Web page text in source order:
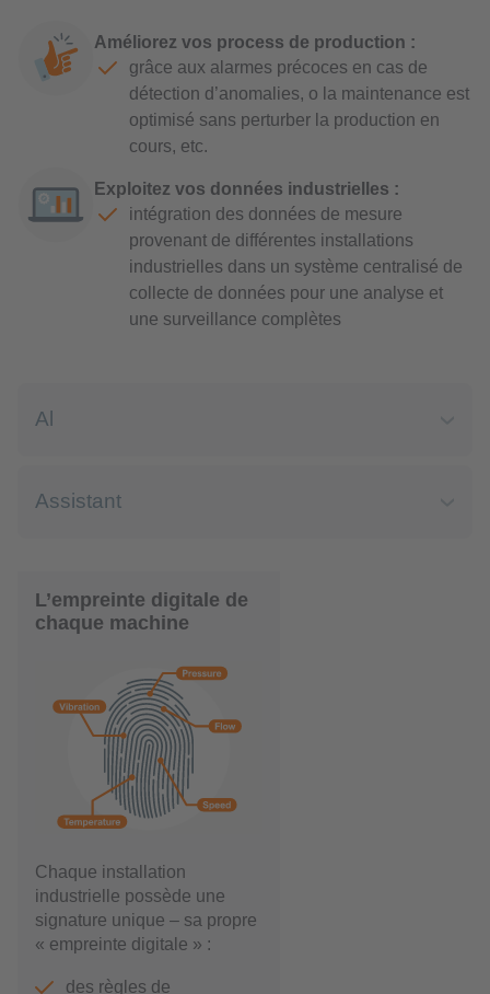
L’empreinte digitale de
chaque machine
Chaque installation
industrielle possède une
signature unique – sa propre
« empreinte digitale » :
des règles de